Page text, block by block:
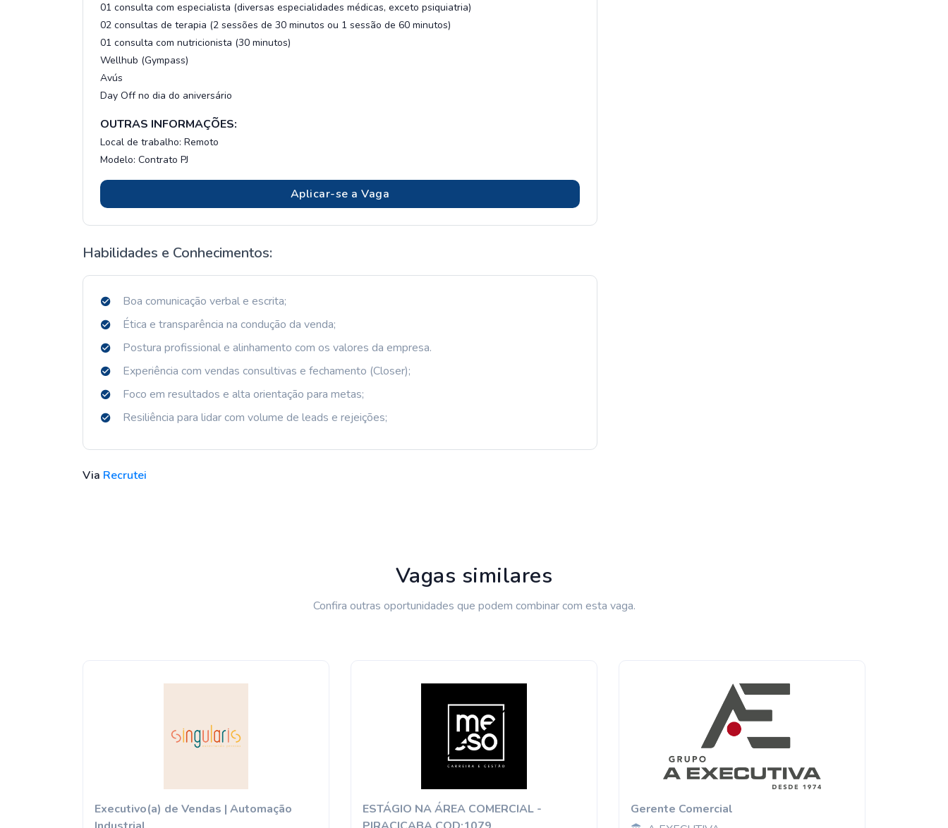
01 consulta com especialista (diversas especialidades médicas, exceto psiquiatria)
02 consultas de terapia (2 sessões de 30 minutos ou 1 sessão de 60 minutos)
01 consulta com nutricionista (30 minutos)
Wellhub (Gympass)
Avús
Day Off no dia do aniversário
OUTRAS INFORMAÇÕES:
Local de trabalho: Remoto
Modelo: Contrato PJ
Aplicar-se a Vaga
Habilidades e Conhecimentos:
Boa comunicação verbal e escrita;
Ética e transparência na condução da venda;
Postura profissional e alinhamento com os valores da empresa.
Experiência com vendas consultivas e fechamento (Closer);
Foco em resultados e alta orientação para metas;
Resiliência para lidar com volume de leads e rejeições;
Via Recrutei
Vagas similares
Confira outras oportunidades que podem combinar com esta vaga.
Executivo(a) de Vendas | Automação
ESTÁGIO NA ÁREA COMERCIAL -
Gerente Comercial